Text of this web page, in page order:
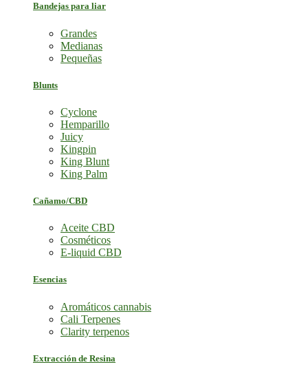
Bandejas para liar
Grandes
Medianas
Pequeñas
Blunts
Cyclone
Hemparillo
Juicy
Kingpin
King Blunt
King Palm
Cañamo/CBD
Aceite CBD
Cosméticos
E-liquid CBD
Esencias
Aromáticos cannabis
Cali Terpenes
Clarity terpenos
Extracción de Resina